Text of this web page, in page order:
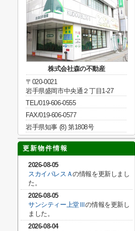
株式会社森の不動産
〒020-0021
岩手県盛岡市中央通２丁目1-27
TEL/019-606-0555
FAX/019-606-0577
岩手県知事 (8) 第1808号
更新物件情報
2026-08-05
スカイパレスＡの情報を更新しまし
た。
2026-08-05
サンシティー上堂Ⅲの情報を更新し
ました。
2026-08-04